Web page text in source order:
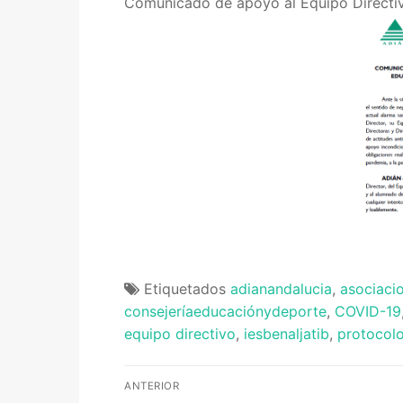
Etiquetados adianandalucia,
consejeríaeducaciónydeporte, COVID-19,
equipo directivo, iesbenaljatib,
Navegación
ANTERIOR